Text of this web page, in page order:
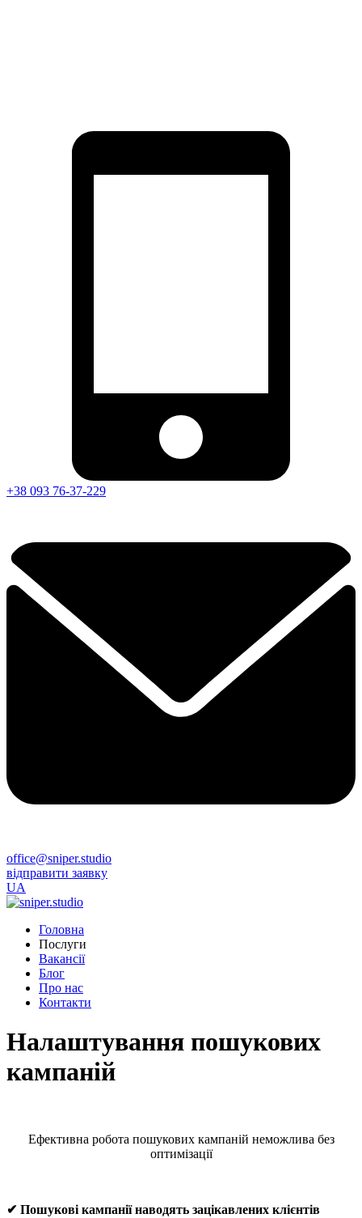
+38 093 76-37-229
office@sniper.studio
відправити заявку
UA
Головна
Послуги
Вакансії
Блог
Про нас
Контакти
Налаштування пошукових
кампаній
Ефективна робота пошукових кампаній неможлива без
оптимізації
✔ Пошукові кампанії наводять зацікавлених клієнтів